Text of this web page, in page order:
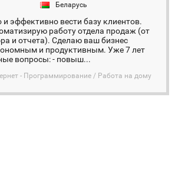
Беларусь
эффективно вести базу клиентов.
работу отдела продаж (от
и отчета). Сделаю ваш бизнес
и продуктивным. Уже 7 лет
вопросы: - повыш...
- Программирование / Работа на дому